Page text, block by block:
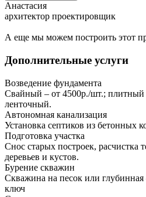
Анастасия
архитектор проектировщик
А еще мы можем построить этот
Дополнительные услуги
Возведение фундамента
Свайный – от 4500р./шт.;
ленточный.
Автономная канализация
Установка септиков из бетонных
Подготовка участка
Снос старых построек, расчистка
деревьев и кустов.
Бурение скважин
Скважина на песок или
ключ